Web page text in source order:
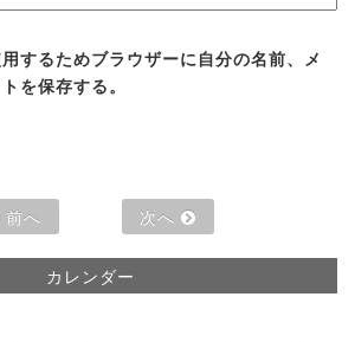
するためブラウザーに自分の名前、メ
を保存する。
前へ 次へ
カレンダー